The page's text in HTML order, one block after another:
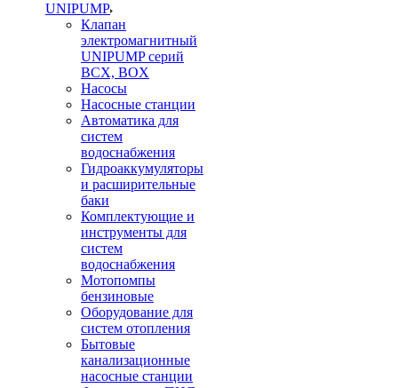
UNIPUMP
Клапан
электромагнитный
UNIPUMP серий
BCX, BOX
Насосы
Насосные станции
Автоматика для
систем
водоснабжения
Гидроаккумуляторы
и расширительные
баки
Комплектующие и
инструменты для
систем
водоснабжения
Мотопомпы
бензиновые
Оборудование для
систем отопления
Бытовые
канализационные
насосные станции